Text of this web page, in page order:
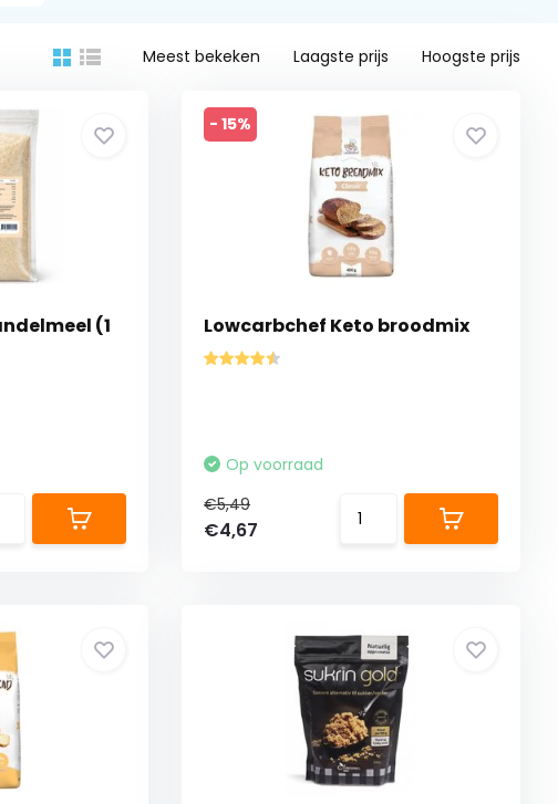
Meest bekeken Laagste prijs Hoogste prijs
(1
- 15%
Lowcarbchef Keto broodmix
Op voorraad
€5,49
€4,67